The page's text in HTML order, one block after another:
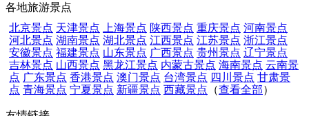
各地旅游景点
北京景点 天津景点 上海景点 陕西景点 重庆景点 河南景点
河北景点 湖南景点 湖北景点 江西景点 江苏景点 浙江景点
安徽景点 福建景点 山东景点 广西景点 贵州景点 辽宁景点
吉林景点 山西景点 黑龙江景点 内蒙古景点 海南景点 云南景
点 广东景点 香港景点 澳门景点 台湾景点 四川景点 甘肃景
点 青海景点 宁夏景点 新疆景点 西藏景点 （查看全部）